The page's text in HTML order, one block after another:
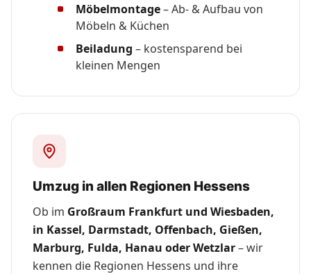
Möbelmontage– Ab- & Aufbau von
Möbeln & Küchen
Beiladung – kostensparend bei
kleinen Mengen
Umzug in allen Regionen Hessens
Ob im Großraum Frankfurt und Wiesbaden,
in Kassel, Darmstadt, Offenbach, Gießen,
Marburg, Fulda, Hanau oder Wetzlar– wir
kennen die Regionen Hessens und ihre